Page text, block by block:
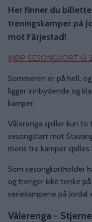
Her finner du
treningskamper på
mot Färjestad!
KJØP SESONGKORT til
Sommeren er på hell,
ligger innbydende og
kamper.
Vålerenga spiller kun to
sesongstart mot
mens tre kamper spilles
Som sesongkortholder
og trenger ikke tenke
seriekampene på Jordal
Vålerenga -